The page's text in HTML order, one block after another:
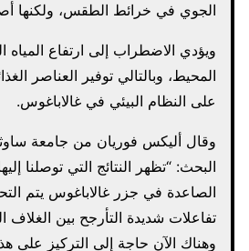
الجوي في خرائط الطقس، ولكنها
ويؤدي الاضطراب إلى ارتفاع
المحيط، وبالتالي توفير العناصر
على النظام البيئي في غالاباغوس.
وقال أليكس فوريان من جامعة
البحث: “تظهر النتائج التي توصلنا
الصاعدة في جزر غالاباغوس يتم
تفاعلات شديدة التأرجح بين
وهناك الآن حاجة إلى التركيز على